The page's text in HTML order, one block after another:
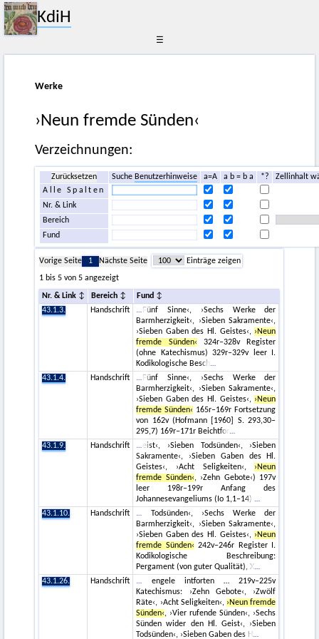
KdiH
☰
Werke
›Neun fremde Sünden‹
Verzeichnungen:
Zurücksetzen SucheBenutzerhinweise a=A a b = b a *?
Zellinhalt
Alle Spalten
Nr. & Link
Bereich
Fund
Vorige Seite 1 Nächste Seite
Einträge zeigen
1 bis 5 von 5 angezeigt
Nr. & Link Bereich
Fund
43.1.3.
Handschrift
Fünf Sinne‹, ›Sechs Werke der
Barmherzigkeit‹, ›Sieben Sakramente‹,
›Sieben Gaben des Hl. Geistes‹, ›Neun
fremde Sünden‹ 324r–328v Register
(ohne Katechismus) 329r–329v leer I.
Kodikologische Besch
43.1.4.
Handschrift
Fünf Sinne‹, ›Sechs Werke der
Barmherzigkeit‹, ›Sieben Sakramente‹,
›Sieben Gaben des Hl. Geistes‹, ›Neun
fremde Sünden‹ 165r–169r Fortsetzung
von 162v (Hofmann [1960] S. 293,30–
295,7) 169r–171r Beichtfor
43.1.9.
Handschrift
eist‹, ›Sieben Todsünden‹, ›Sieben
Sakramente‹, ›Sieben Gaben des Hl.
Geistes‹, ›Acht Seligkeiten‹, ›Neun
fremde Sünden‹, ›Zehn Gebote‹) 197v
leer 198r–199r Anfang des
Johannesevangeliums (Io 1,1–14)
43.1.10.
Handschrift
Todsünden‹, ›Sechs Werke der
Barmherzigkeit‹, ›Sieben Sakramente‹,
›Sieben Gaben des Hl. Geistes‹, ›Neun
fremde Sünden‹ 242v–246r Register I.
Kodikologische Beschreibung:
Pergament (von guter Qualität), X
43.1.26.
Handschrift
engele intforten … 219v–225v
Katechismus: ›Zehn Gebote‹, ›Zwölf
Räte‹, ›Acht Seligkeiten‹, ›Neun fremde
Sünden‹, ›Vier rufende Sünden‹, ›Sechs
Sünden wider den Hl. Geist‹, ›Sieben
Todsünden‹, ›Sieben Gaben des H